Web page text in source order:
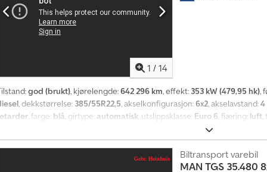
1 / 14
god (brukt), kjørelengde:642 296 km, effekt: 353 kW (479,95 hk),
, dekkstørrelse: 385/55R22,5 , akselkonfigurasjon:6x2 , akselavstand:4
, farge: blå , girtype: automatisk , utslippsklasse: Euro 6 , fjæring: luft
8 000 kg
3):7 500 kg, lasteromslengde:7 100 mm, lasteplassbredde:2 550 mm
AdBlue, aircondition, differensialsperre, elektriskBiltransport varebil
MAN TGS 35.480